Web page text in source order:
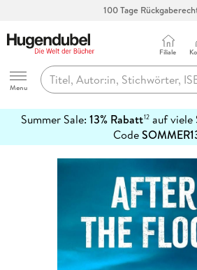
100 Tage
Hugendubel
Menu
Filiale
Summer Sale: 13% Rabatt12auf viele
Code
erfahren